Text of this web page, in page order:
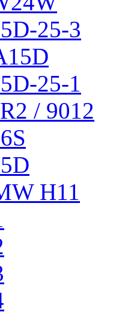
25-3
25-1
/ 9012
H11